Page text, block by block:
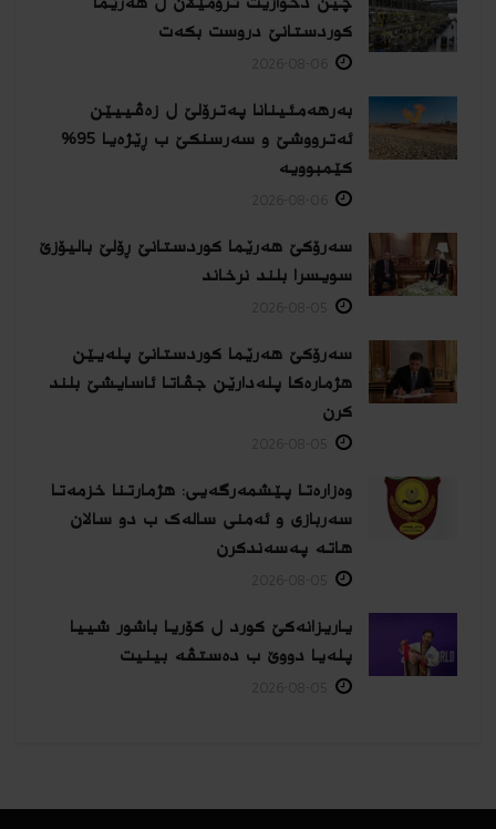
كوردستانێ دروست بكەت
بەرهەمئینانا په‌ترۆلێ ل زه‌ڤییێن
ئەترووشێ و سەرسنكێ ب ڕێژەیا 95%
كێمبوویە
سەرۆکێ هەرێما کوردستانێ ڕۆلێ بالیۆزێ
سویسرا بلند نرخاند
سەرۆکێ هەرێما کوردستانێ پلەیێن
هژمارەكا پلەدارێن جڤاتا ئاسایشێ بلند
كرن
وەزارەتا پێشمەرگەیی: هژمارتنا خزمەتا
سەربازی و ئەمنی سالەک ب دو سالان
هاتە پەسەندكرن
یاریزانەكێ کورد ل کۆریا باشور شییا
پلەیا دووێ ب دەستڤە بینیت